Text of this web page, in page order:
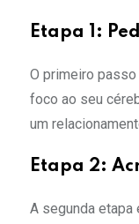
Etapa 1:
O primeiro
foco ao seu
um
Etapa 2:
A segunda etapa